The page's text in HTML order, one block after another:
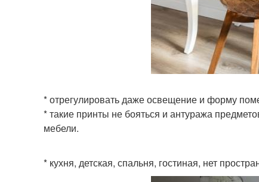
* отрегулировать даже освещение и форму
* такие принты не бояться и антуража
мебели.
* кухня, детская, спальня, гостиная, нет